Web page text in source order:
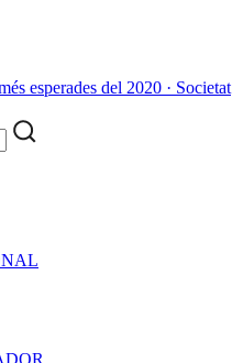
esperades del 2020 · Societat